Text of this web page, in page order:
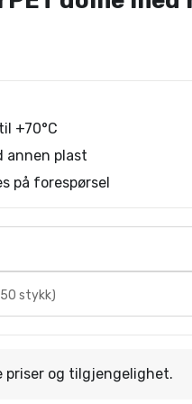
+70°C
annen plast
på forespørsel
stykk)
priser og tilgjengelighet.